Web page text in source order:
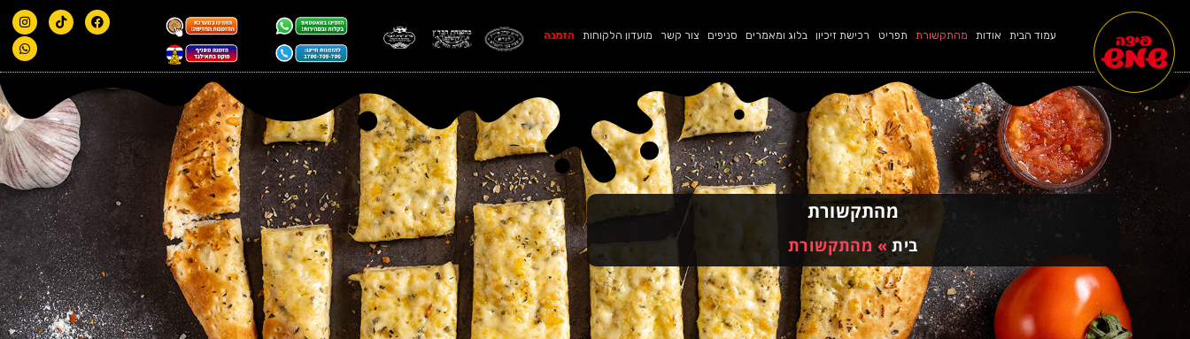
עמוד הבית אודות מהתקשורת תפריט רכישת זיכיון בלוג ומאמרים סניפים צור קשר מועדון הלקוחות הזמנה
מהתקשורת
בית» מהתקשורת